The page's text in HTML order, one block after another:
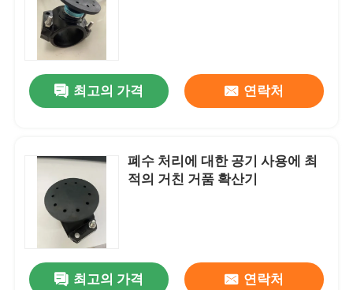
최고의 가격 연락처
폐수 처리에 대한 공기 사용에 최
적의 거친 거품 확산기
최고의 가격 연락처